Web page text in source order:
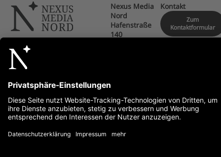
Nexus Media
Nord
Hafenstraße
140
Kontakt
Zum
Kontaktformular
Impressum Datenschutz